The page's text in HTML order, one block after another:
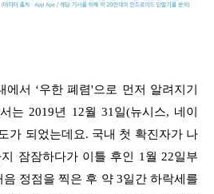
에서 ‘우한 폐렴'으로 먼저 알려지기
는 2019년 12월 31일(뉴시스, 네이
가 되었는데요. 국내 첫 확진자가 나
잠잠하다가 이틀 후인 1월 22일부
정점을 찍은 후 약 3일간 하락세를